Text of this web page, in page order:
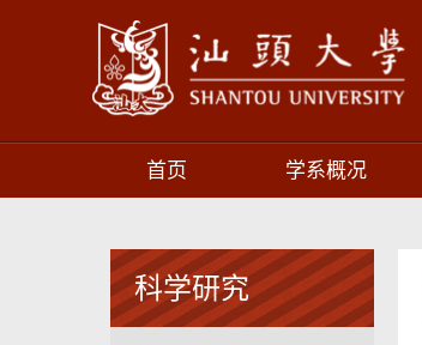
首页 学系概况
科学研究